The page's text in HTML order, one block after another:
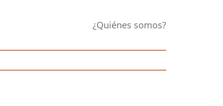
¿Quiénes somos?